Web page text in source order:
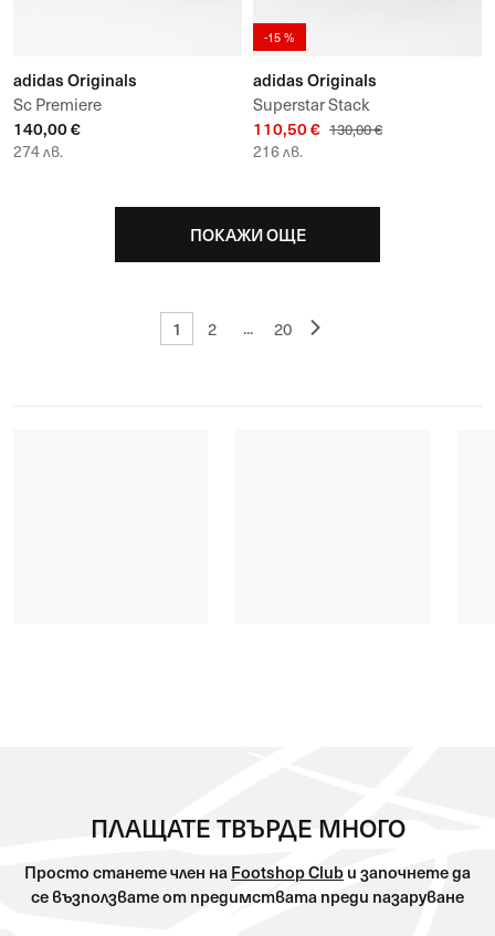
adidas Originals
Sc Premiere
140,00 €
274 лв.
-15 %
adidas Originals
Superstar Stack
110,50 € 130,00 €
216 лв.
ПОКАЖИ ОЩЕ
1 2 ... 20
ПЛАЩАТЕ ТВЪРДЕ МНОГО
Просто станете член на Footshop Clubи започнете да
се възползвате от предимствата преди пазаруване